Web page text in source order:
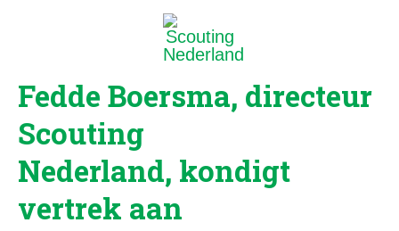
Fedde Boersma, directeur
Scouting
Nederland, kondigt
vertrek aan